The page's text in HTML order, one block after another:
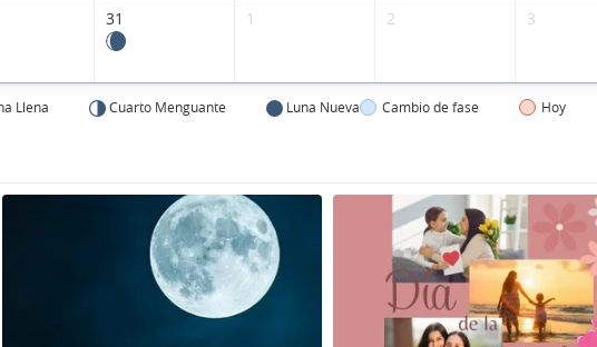
31 1 2 3
Llena Cuarto Menguante Luna Nueva Cambio de fase Hoy